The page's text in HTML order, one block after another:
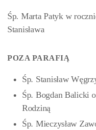
Śp. Marta Patyk w
Stanisława
POZA PARAFIĄ
Śp. Stanisław
Śp. Bogdan Balicki
Rodziną
Śp. Mieczysław